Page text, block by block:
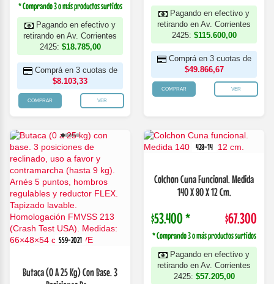
* Comprando 3 o más productos surtidos
Pagando en efectivo y
retirando en Av. Corrientes
2425: $18.785,00
Comprá en 3 cuotas de
$8.103,33
COMPRAR VER
Pagando en efectivo y
retirando en Av. Corrientes
2425: $115.600,00
Comprá en 3 cuotas de
$49.866,67
COMPRAR VER
559-2021
Butaca (0 A 25 Kg) Con Base. 3
428-14
Colchon Cuna Funcional. Medida
140 X 80 X 12 Cm.
$53.400 * $67.300
* Comprando 3 o más productos surtidos
Pagando en efectivo y
retirando en Av. Corrientes
2425: $57.205,00